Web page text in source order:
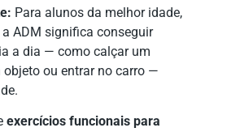
Para alunos da melhor idade,
ADM significa conseguir
a dia — como calçar um
ou entrar no carro —
exercícios funcionais para